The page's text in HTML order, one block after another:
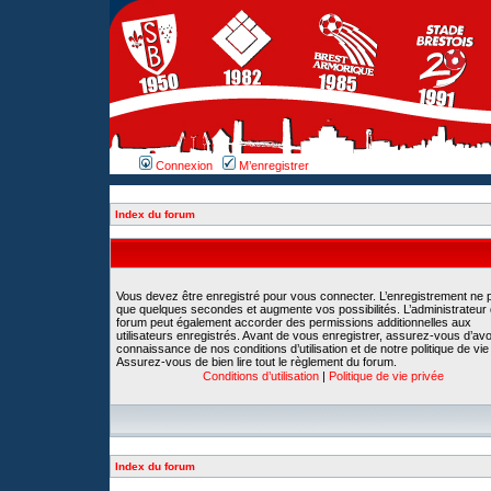
Connexion M’enregistrer
Index du forum
Vous devez être enregistré pour vous connecter. L’enregistrement ne
que quelques secondes et augmente vos possibilités. L’administrateur
forum peut également accorder des permissions additionnelles aux
utilisateurs enregistrés. Avant de vous enregistrer, assurez-vous
connaissance de nos conditions d’utilisation et de notre politique de
Assurez-vous de bien lire tout le règlement du forum.
Conditions d’utilisation | Politique de vie privée
Index du forum